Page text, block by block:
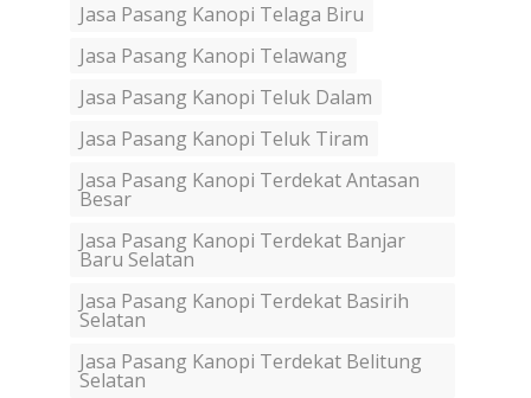
Jasa Pasang Kanopi Telaga Biru
Jasa Pasang Kanopi Telawang
Jasa Pasang Kanopi Teluk Dalam
Jasa Pasang Kanopi Teluk Tiram
Jasa Pasang Kanopi Terdekat Antasan
Besar
Jasa Pasang Kanopi Terdekat Banjar
Baru Selatan
Jasa Pasang Kanopi Terdekat Basirih
Selatan
Jasa Pasang Kanopi Terdekat Belitung
Selatan